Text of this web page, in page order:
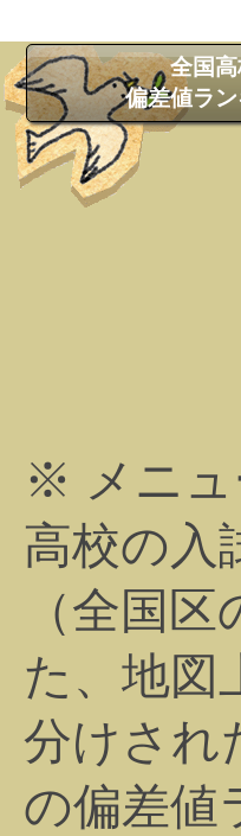
全国
偏差値ラ
※ メニュ
高校の入
（全国
た、地図
分けされ
の偏差値